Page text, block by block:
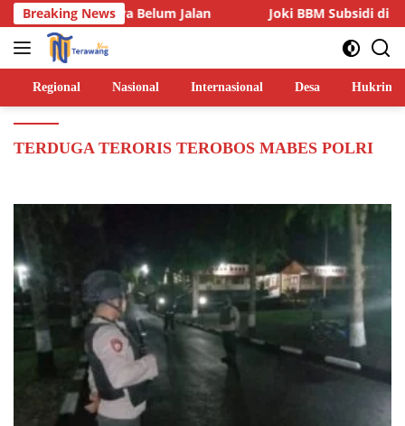
Langsung
ke
konten
Breaking News
Lainnya Belum Jalan Joki BBM Subsidi di SPBU
Regional Nasional Internasional Desa Hukrim
TERDUGA TERORIS TEROBOS MABES POLRI